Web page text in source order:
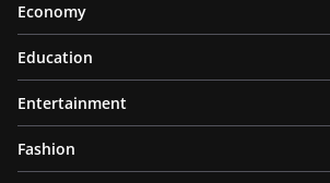
Economy
Education
Entertainment
Fashion